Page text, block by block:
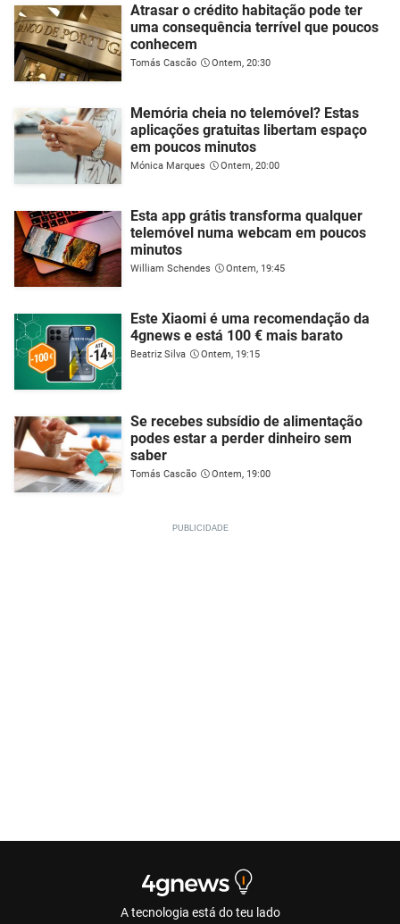
Atrasar o crédito habitação pode ter
uma consequência terrível que poucos
conhecem
Tomás Cascão Ontem, 20:30
Memória cheia no telemóvel? Estas
aplicações gratuitas libertam espaço
em poucos minutos
Mónica Marques Ontem, 20:00
Esta app grátis transforma qualquer
telemóvel numa webcam em poucos
minutos
William Schendes Ontem, 19:45
Este Xiaomi é uma recomendação da
4gnews e está 100 € mais barato
Beatriz Silva Ontem, 19:15
Se recebes subsídio de alimentação
podes estar a perder dinheiro sem
saber
Tomás Cascão Ontem, 19:00
A tecnologia está do teu lado